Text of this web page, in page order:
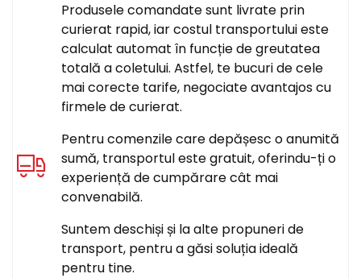
Produsele comandate sunt livrate prin
curierat rapid, iar costul transportului este
calculat automat în funcție de greutatea
totală a coletului. Astfel, te bucuri de cele
mai corecte tarife, negociate avantajos cu
firmele de curierat.
Pentru comenzile care depășesc o anumită
sumă, transportul este gratuit, oferindu-ți o
experiență de cumpărare cât mai
convenabilă.
Suntem deschiși și la alte propuneri de
transport, pentru a găsi soluția ideală
pentru tine.